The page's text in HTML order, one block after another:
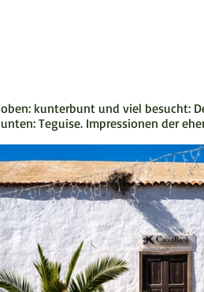
oben: kunterbunt und viel besucht:
unten: Teguise. Impressionen der